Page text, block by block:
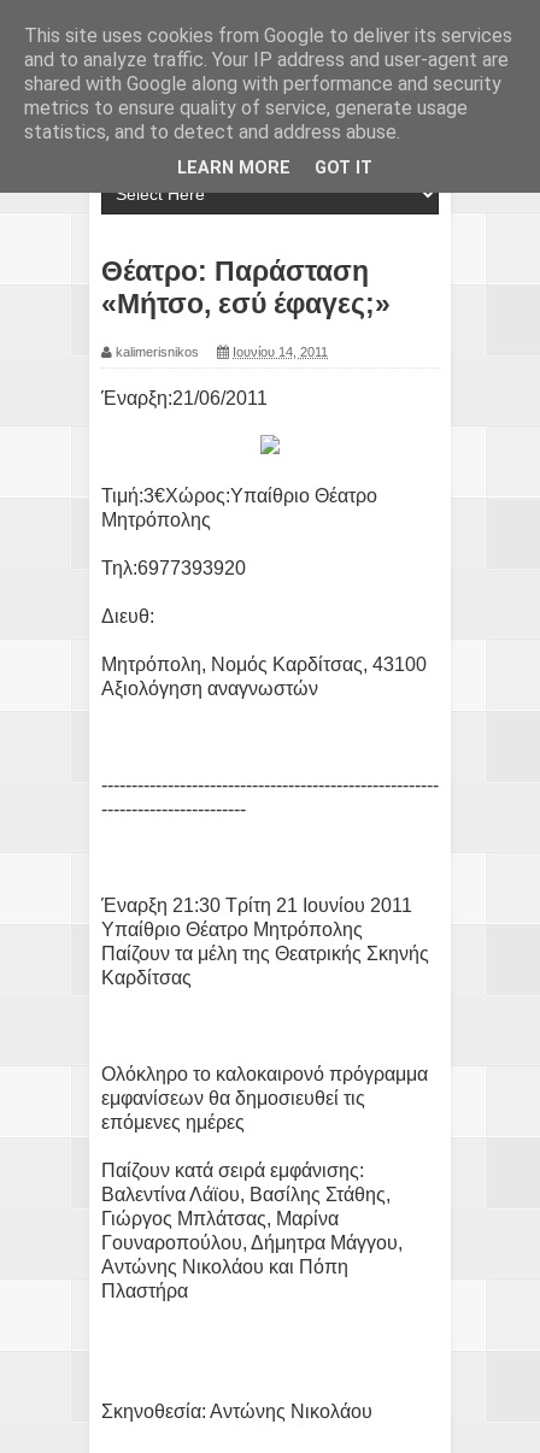
Θέατρο: Παράσταση
«Μήτσο, εσύ έφαγες;»
kalimerisnikos Ιουνίου 14, 2011
Έναρξη:21/06/2011
Τιμή:3€Χώρος:Υπαίθριο Θέατρο
Μητρόπολης
Τηλ:6977393920
Διευθ:
Μητρόπολη, Νομός Καρδίτσας, 43100
Αξιολόγηση αναγνωστών
--------------------------------------------------------
------------------------
Έναρξη 21:30 Τρίτη 21 Ιουνίου 2011
Υπαίθριο Θέατρο Μητρόπολης
Παίζουν τα μέλη της Θεατρικής Σκηνής
Καρδίτσας
Ολόκληρο το καλοκαιρονό πρόγραμμα
εμφανίσεων θα δημοσιευθεί τις
επόμενες ημέρες
Παίζουν κατά σειρά εμφάνισης:
Βαλεντίνα Λάϊου, Βασίλης Στάθης,
Γιώργος Μπλάτσας, Μαρίνα
Γουναροπούλου, Δήμητρα Μάγγου,
Αντώνης Νικολάου και Πόπη
Πλαστήρα
Σκηνοθεσία: Αντώνης Νικολάου
This site uses cookies from Google to deliver its services
and to analyze traffic. Your IP address and user-agent are
shared with Google along with performance and security
metrics to ensure quality of service, generate usage
statistics, and to detect and address abuse.
LEARN MORE GOT IT